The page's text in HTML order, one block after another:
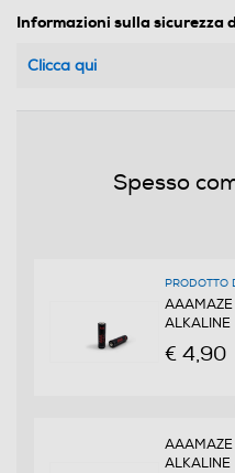
Informazioni sulla sicurezza
Clicca qui
Spesso
PRODOTTO
AAAMAZE
ALKALINE
€ 4,90
AAAMAZE
ALKALINE